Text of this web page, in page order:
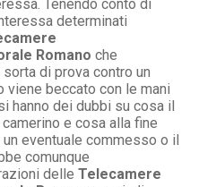
Tenendo conto di
determinati
Romano che
di prova contro un
viene beccato con le mani
hanno dei dubbi su cosa il
e cosa alla fine
eventuale commesso o il
comunque
delle Telecamere